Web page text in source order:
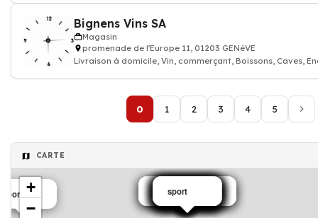
Bignens Vins SA
Magasin
promenade de l'Europe 11, 01203 GENèVE
Livraison à domicile, Vin, commerçant, Boissons, Caves,
0 1 2 3 4 5
CARTE
Magasin
Magasin de sport
Magasin de sport
Magasin de sport
Magasin
Magasin
sport
sport
sport
sport
sport
sport
sport
sport sport
sport
sport
sport
+
−